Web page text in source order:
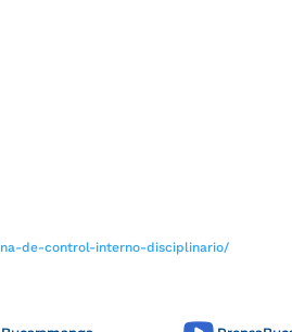
de-control-interno-disciplinario/